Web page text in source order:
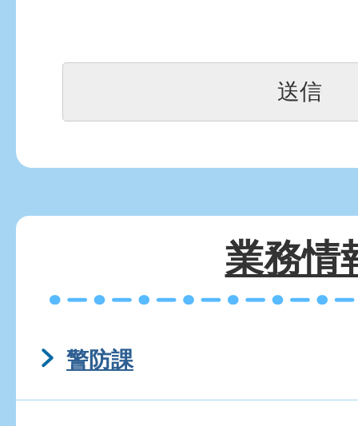
業務情
警防課